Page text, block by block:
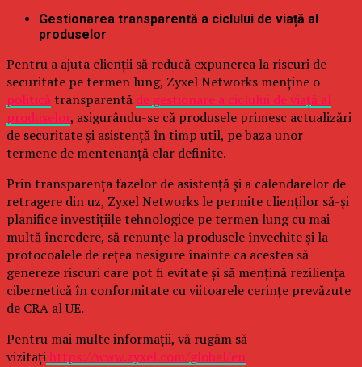
Gestionarea transparentă a ciclului de viață al
produselor
Pentru a ajuta clienții să reducă expunerea la riscuri de
securitate pe termen lung, Zyxel Networks menține o
politică transparentă de gestionare a ciclului de viață al
produselor, asigurându-se că produsele primesc actualizări
de securitate și asistență în timp util, pe baza unor
termene de mentenanță clar definite.
Prin transparența fazelor de asistență și a calendarelor de
retragere din uz, Zyxel Networks le permite clienților să-și
planifice investițiile tehnologice pe termen lung cu mai
multă încredere, să renunțe la produsele învechite și la
protocoalele de rețea nesigure înainte ca acestea să
genereze riscuri care pot fi evitate și să mențină reziliența
cibernetică în conformitate cu viitoarele cerințe prevăzute
de CRA al UE.
Pentru mai multe informații, vă rugăm să
vizitațihttps://www.zyxel.com/global/en